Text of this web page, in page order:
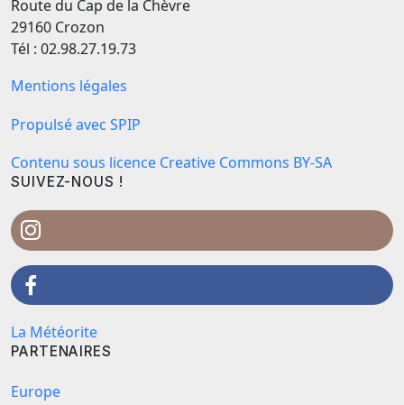
Route du Cap de la Chèvre
29160 Crozon
Tél : 02.98.27.19.73
Mentions légales
Propulsé avec SPIP
Contenu sous licence Creative Commons BY-SA
SUIVEZ-NOUS !
La Météorite
PARTENAIRES
Europe